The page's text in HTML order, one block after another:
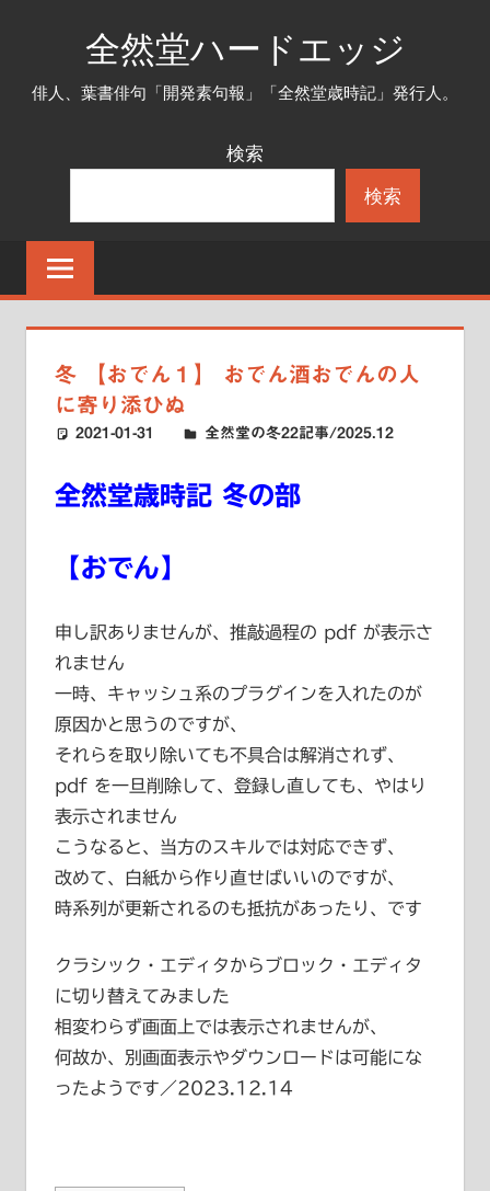
プ
全然堂ハードエッジ
俳人、葉書俳句「開発素句報」「全然堂歳時記」発行人。
検索
検索
冬 【おでん１】 おでん酒おでんの人
に寄り添ひぬ
2021-01-31 ハードエッジ
全然堂の冬22記事/2025.12
全然堂歳時記 冬の部
【おでん】
申し訳ありませんが、推敲過程の pdf が表示さ
れません
一時、キャッシュ系のプラグインを入れたのが
原因かと思うのですが、
それらを取り除いても不具合は解消されず、
pdf を一旦削除して、登録し直しても、やはり
表示されません
こうなると、当方のスキルでは対応できず、
改めて、白紙から作り直せばいいのですが、
時系列が更新されるのも抵抗があったり、です
クラシック・エディタからブロック・エディタ
に切り替えてみました
相変わらず画面上では表示されませんが、
何故か、別画面表示やダウンロードは可能にな
ったようです／2023.12.14